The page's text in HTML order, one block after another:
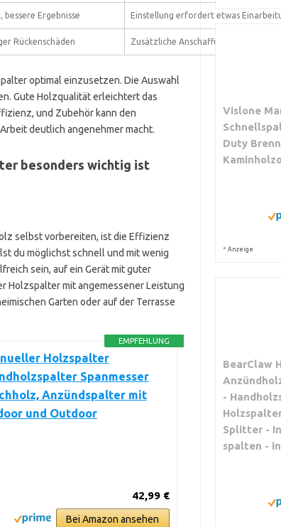
Ergebnisse Einstellung erfordert etwas
Rückenschäden Zusätzliche Anschaffung und Pflege
optimal einzusetzen. Die Auswahl
Gute Holzqualität erleichtert das
und Zubehör kann den
deutlich angenehmer macht.
besonders wichtig ist
selbst vorbereiten, ist die Effizienz
du möglichst schnell und mit wenig
sein, auf ein Gerät mit guter
Holzspalter mit angemessener Leistung
Garten oder auf der Terrasse
EMPFEHLUNG
Holzspalter
Spanmesser
Anzündspalter mit
und Outdoor
42,99 €
Bei Amazon ansehen
Vislone
Duty
* Anzeige
BearClaw
-
Splitter -
spalten -